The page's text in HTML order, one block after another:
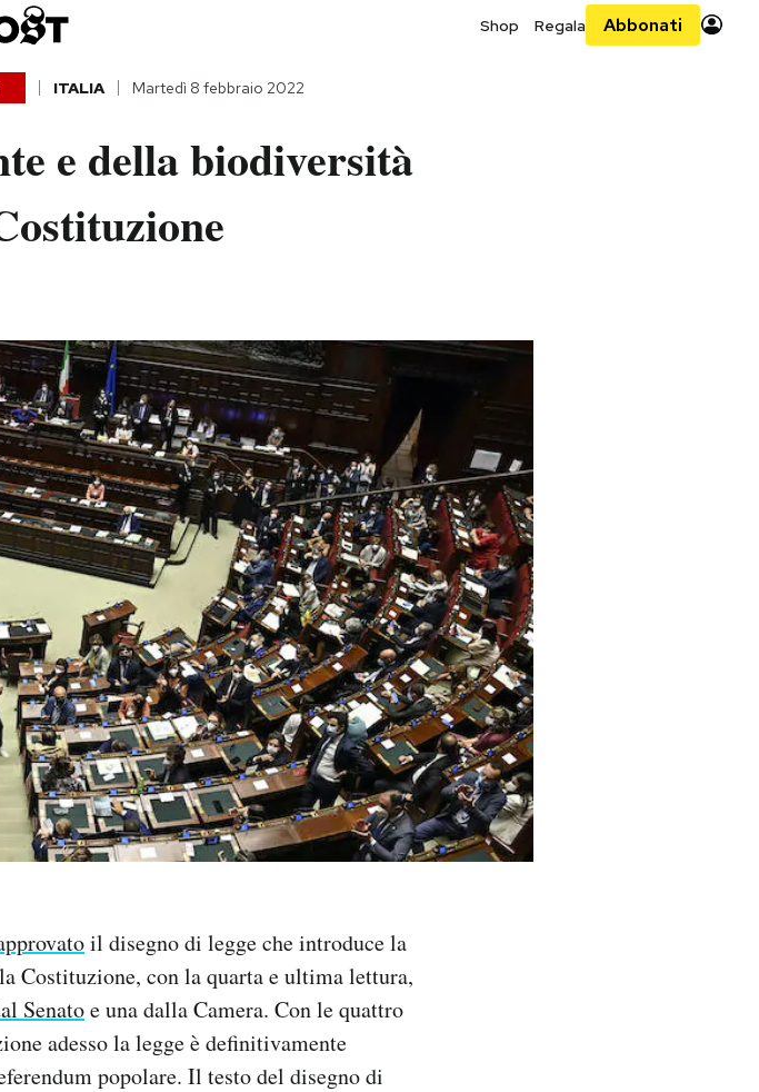
Shop Regala Abbonati
ITALIA Martedì 8 febbraio 2022
e della biodiversità
il disegno di legge che introduce la
Costituzione, con la quarta e ultima lettura,
Senatoe una dalla Camera. Con le quattro
adesso la legge è definitivamente
popolare. Il testo del disegno di